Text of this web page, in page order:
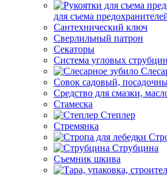
для съема
Сантехнический ключ
Сверлильный патрон
Секаторы
Система угловых струбцин
Совок садовый,
Средство для смазки,
Стамеска
Степлер
Стремянка
Струбцина
Съемник шкива